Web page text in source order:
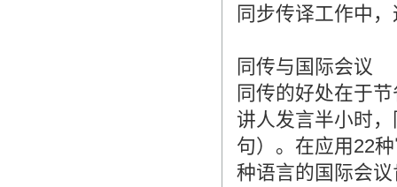
同步传译工作中
同传与国际会议
同传的好处在于
讲人发言半小时
句）。在应用22
种语言的国际会